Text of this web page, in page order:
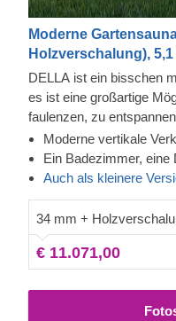
Moderne
Holzverschalung), 5,1
DELLA ist ein bisschen
es ist eine großartige
faulenzen, zu
angenehme Weise zu
Wärme in dieser
zahlreichen fast
Die zusätzlichen
bequeme Erfrischung,
oder Ihre Familie dazu
bleiben. Die
Schicht, die zur
beiträgt und ihr zudem
Moderne vertikale
Ein Badezimmer,
Auch als kleinere
34 mm +
€ 11.071,00